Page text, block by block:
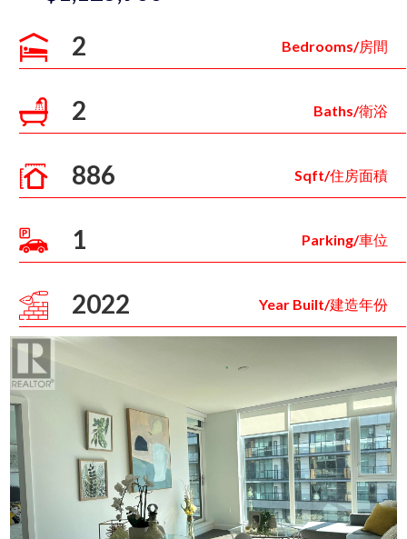
2 Bedrooms/房間
2 Baths/衛浴
886 Sqft/住房面積
1 Parking/車位
2022 Year Built/建造年份